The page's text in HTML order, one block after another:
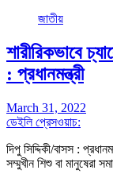
জাতীয়
শারীরিকভাবে
: প্রধানমন্ত্রী
March 31, 2022
ডেইলি প্রেসওয়াচ:
দিপু সিদ্দিকী/বাসস :
সম্মুখীন শিশু বা মানুষেরা